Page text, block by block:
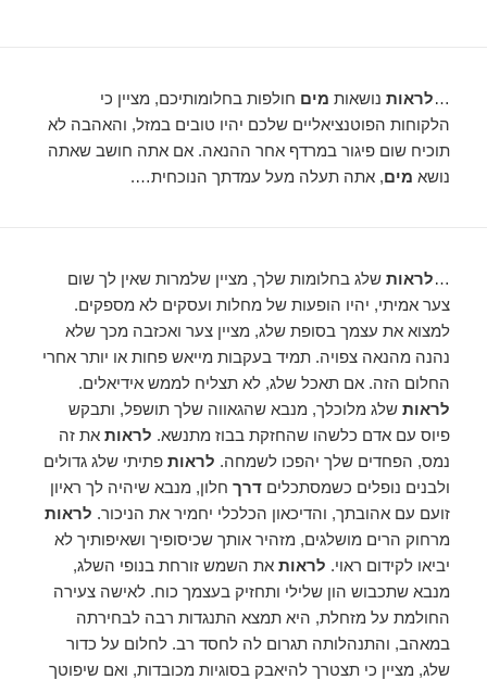
…לראות נושאות מים חולפות בחלומותיכם, מציין כי
הלקוחות הפוטנציאליים שלכם יהיו טובים במזל, והאהבה לא
תוכיח שום פיגור במרדף אחר ההנאה. אם אתה חושב שאתה
נושא מים, אתה תעלה מעל עמדתך הנוכחית….
…לראות שלג בחלומות שלך, מציין שלמרות שאין לך שום
צער אמיתי, יהיו הופעות של מחלות ועסקים לא מספקים.
למצוא את עצמך בסופת שלג, מציין צער ואכזבה מכך שלא
נהנה מהנאה צפויה. תמיד בעקבות מייאש פחות או יותר אחרי
החלום הזה. אם תאכל שלג, לא תצליח לממש אידיאלים.
לראות שלג מלוכלך, מנבא שהגאווה שלך תושפל, ותבקש
פיוס עם אדם כלשהו שהחזקת בבוז מתנשא. לראות את זה
נמס, הפחדים שלך יהפכו לשמחה. לראות פתיתי שלג גדולים
ולבנים נופלים כשמסתכליםדרך חלון, מנבא שיהיה לך ראיון
זועם עם אהובתך, והדיכאון הכלכלי יחמיר את הניכור. לראות
מרחוק הרים מושלגים, מזהיר אותך שכיסופיך ושאיפותיך לא
יביאו לקידום ראוי. לראות את השמש זורחת בנופי השלג,
מנבא שתכבוש הון שלילי ותחזיק בעצמך כוח. לאישה צעירה
החולמת על מזחלת, היא תמצא התנגדות רבה לבחירתה
במאהב, והתנהלותה תגרום לה לחסד רב. לחלום על כדור
שלג, מציין כי תצטרך להיאבק בסוגיות מכובדות, ואם שיפוטך